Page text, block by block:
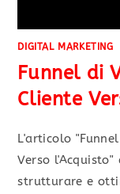
DIGITAL MARKETING
Funnel di
Cliente
L'articolo
Verso
strutturare e